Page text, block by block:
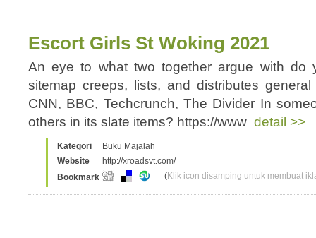
Escort Girls St Woking 2021
An eye to what two together argue with do
sitemap creeps, lists, and distributes
CNN, BBC, Techcrunch, The Divider In
others in its slate items? https://www detail >>
Kategori
Buku Majalah
Website
http://xroadsvt.com/
Bookmark
(Klik icon disamping untuk membuat